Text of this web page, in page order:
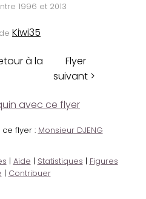
1996 et 2013
Kiwi35
à la
Flyer
suivant >
avec ce flyer
flyer : Monsieur DJENG
| Aide | Statistiques | Figures
| Contribuer